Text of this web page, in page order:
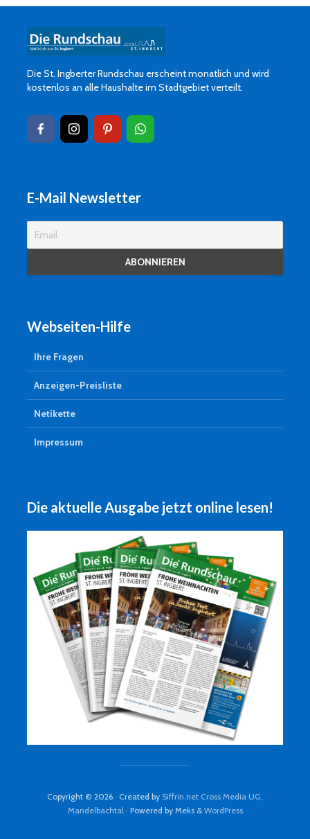
Die St. Ingberter Rundschau erscheint monatlich und wird
kostenlos an alle Haushalte im Stadtgebiet verteilt.
E-Mail Newsletter
Webseiten-Hilfe
Ihre Fragen
Anzeigen-Preisliste
Netikette
Impressum
Die aktuelle Ausgabe jetzt online lesen!
Copyright © 2026 · Created by Siffrin.net Cross Media UG,
Mandelbachtal· Powered by Meks & WordPress